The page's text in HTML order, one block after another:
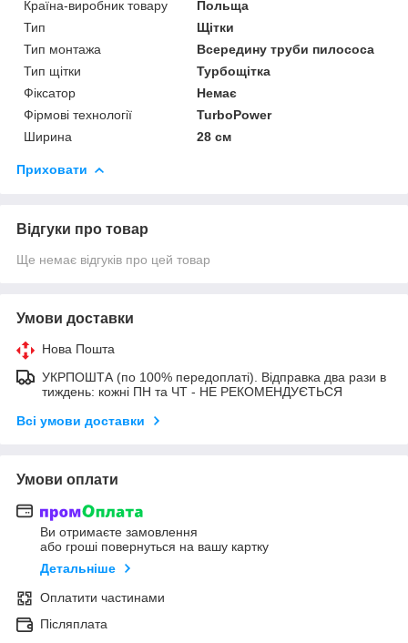
Країна-виробник товару
Польща
Тип
Щітки
Тип монтажа
Всередину труби пилососа
Тип щітки
Турбощітка
Фіксатор
Немає
Фірмові технології
TurboPower
Ширина
28 см
Приховати
Відгуки про товар
Ще немає відгуків про цей товар
Умови доставки
Нова Пошта
УКРПОШТА (по 100% передоплаті). Відправка два рази в
тиждень: кожні ПН та ЧТ - НЕ РЕКОМЕНДУЄТЬСЯ
Всі умови доставки
Умови оплати
Ви отримаєте замовлення
або гроші повернуться на вашу картку
Детальніше
Оплатити частинами
Післяплата